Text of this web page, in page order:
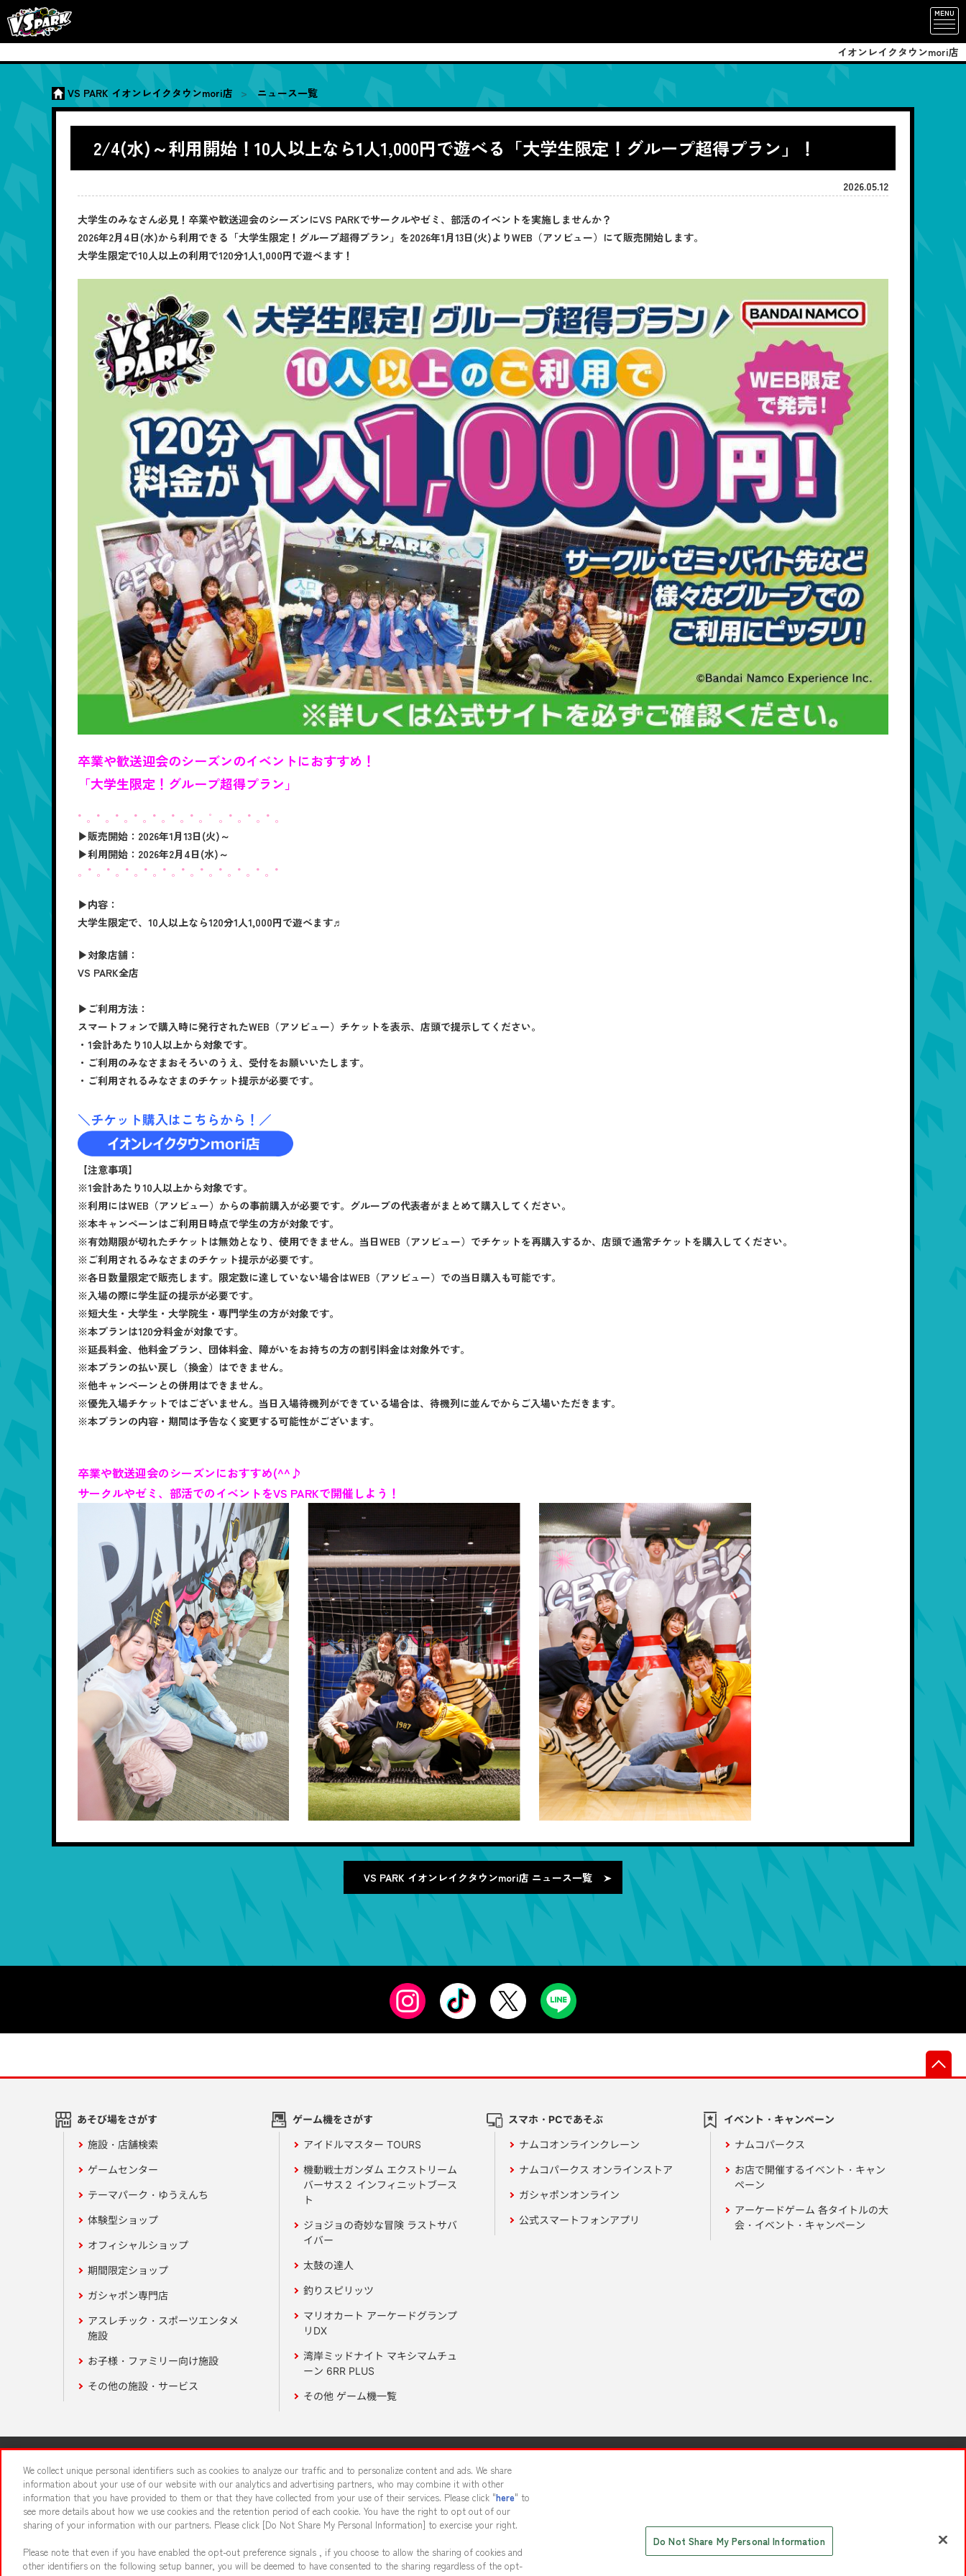
MENU
イオンレイクタウンmori店
VS PARK イオンレイクタウンmori店 ニュース一覧
2/4(水)～利用開始！10人以上なら1人1,000円で遊べる「大学生限定！グループ超得プラン」！
2026.05.12
大学生のみなさん必見！卒業や歓送迎会のシーズンにVS PARKでサークルやゼミ、部活のイベントを実施しませんか？
2026年2月4日(水)から利用できる「大学生限定！グループ超得プラン」を2026年1月13日(火)よりWEB（アソビュー）にて販売開始します。
大学生限定で10人以上の利用で120分1人1,000円で遊べます！
卒業や歓送迎会のシーズンのイベントにおすすめ！
「大学生限定！グループ超得プラン」
°。°。°。°。°。°。°。゜。°。°。°。
▶販売開始： 2026年1月13日(火)～
▶利用開始： 2026年2月4日(水)～
。°。°。°。°。°。°。°。°。°。°。°
▶内容：
大学生限定で、10人以上なら120分1人1,000円で遊べます♬
▶対象店舗：
VS PARK全店
▶ご利用方法：
スマートフォンで購入時に発行されたWEB（アソビュー）チケットを表示、店頭で提示してください。
・1会計あたり10人以上から対象です。
・ご利用のみなさまおそろいのうえ、受付をお願いいたします。
・ご利用されるみなさまのチケット提示が必要です。
＼チケット購入はこちらから！／
【注意事項】
※1会計あたり10人以上から対象です。
※利用にはWEB（アソビュー）からの事前購入が必要です。グループの代表者がまとめて購入してください。
※本キャンペーンはご利用日時点で学生の方が対象です。
※有効期限が切れたチケットは無効となり、使用できません。当日WEB（アソビュー）でチケットを再購入するか、店頭で通常チケットを購入してください。
※ご利用されるみなさまのチケット提示が必要です。
※各日数量限定で販売します。限定数に達していない場合はWEB（アソビュー）での当日購入も可能です。
※入場の際に学生証の提示が必要です。
※短大生・大学生・大学院生・専門学生の方が対象です。
※本プランは120分料金が対象です。
※延長料金、他料金プラン、団体料金、障がいをお持ちの方の割引料金は対象外です。
※本プランの払い戻し（換金）はできません。
※他キャンペーンとの併用はできません。
※優先入場チケットではございません。当日入場待機列ができている場合は、待機列に並んでからご入場いただきます。
※本プランの内容・期間は予告なく変更する可能性がございます。
卒業や歓送迎会のシーズンにおすすめ(^^♪
サークルやゼミ、部活でのイベントをVS PARKで開催しよう！
VS PARK イオンレイクタウンmori店 ニュース一覧
あそび場をさがす
施設・店舗検索
ゲームセンター
テーマパーク・ゆうえんち
体験型ショップ
オフィシャルショップ
期間限定ショップ
ガシャポン専門店
アスレチック・スポーツエンタメ
施設
お子様・ファミリー向け施設
その他の施設・サービス
ゲーム機をさがす
アイドルマスター TOURS
機動戦士ガンダム エクストリーム
バーサス２ インフィニットブース
ト
ジョジョの奇妙な冒険 ラストサバ
イバー
太鼓の達人
釣りスピリッツ
マリオカート アーケードグランプ
リDX
湾岸ミッドナイト マキシマムチュ
ーン 6RR PLUS
その他 ゲーム機一覧
スマホ・PCであそぶ
ナムコオンラインクレーン
ナムコパークス オンラインストア
ガシャポンオンライン
公式スマートフォンアプリ
イベント・キャンペーン
ナムコパークス
お店で開催するイベント・キャン
ペーン
アーケードゲーム 各タイトルの大
会・イベント・キャンペーン
関連会社 サステナビリティ サイトポリシー プライバシーポリシー
食品のご提供について カスタマーハラスメント対応方針
We collect unique personal identifiers such as cookies to analyze our traffic and to personalize content and ads. We share
information about your use of our website with our analytics and advertising partners, who may combine it with other
information that you have provided to them or that they have collected from your use of their services. Please click "here" to
see more details about how we use cookies and the retention period of each cookie. You have the right to opt out of our
sharing of your information with our partners. Please click [Do Not Share My Personal Information] to exercise your right.
Please note that even if you have enabled the opt-out preference signals , if you choose to allow the sharing of cookies and
other identifiers on the following setup banner, you will be deemed to have consented to the sharing regardless of the opt-
Do Not Share My Personal Information